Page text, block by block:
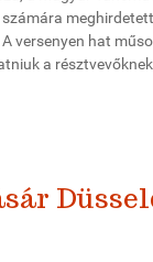
számára
versenyen hat
a